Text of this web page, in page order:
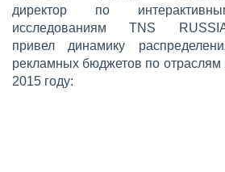
директор по
исследованиям TNS
привел динамику
рекламных бюджетов по отраслям
2015 году: